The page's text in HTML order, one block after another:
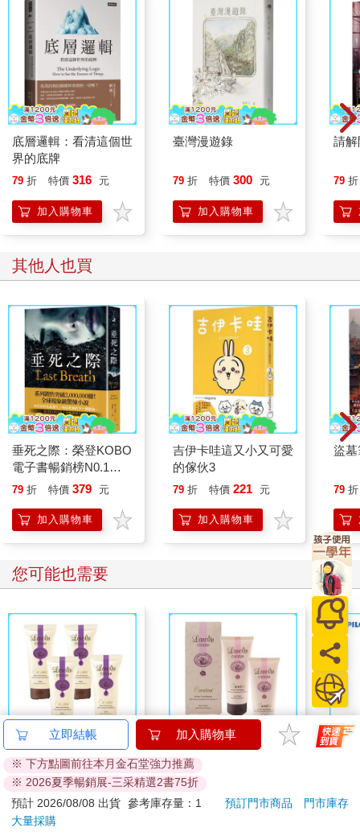
話中，發現其實生活裡的細節藏滿智慧，等著我們去意識和發
現。
「謝謝我們都在失去後勇敢地練習著勇敢。」
底層邏輯：看清這個世
界的底牌
79 折 特價 316 元
加入購物車
臺灣漫遊錄
79 折 特價 300 元
加入購物車
請解
79 折
其他人也買
垂死之際：榮登KOBO
電子書暢銷榜N0.1！
全球現象級驚悚小說，
2,000,000冊！
79 折 特價 379 元
加入購物車
吉伊卡哇這又小又可愛
的傢伙3
79 折 特價 221 元
加入購物車
盜
79 折
您可能也需要
【澳洲Careline】綿羊
霜含薰衣草精油-4入組
100ml/瓶
19 折 特價 599 元
加入購物車
【澳洲Careline】綿羊
霜含玫瑰精油及維他命
E-2入組 100ml/瓶
25 折 特價 399 元 85
立即結帳 加入購物車
※ 下方點圖前往本月金石堂強力推薦
※ 2026夏季暢銷展-三采精選2書75折
預計 2026/08/08 出貨 參考庫存量：1 預訂門市商品
門市庫存
大量採購